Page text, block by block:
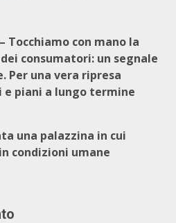
Tocchiamo con mano la
consumatori: un segnale
Per una vera ripresa
piani a lungo termine
una palazzina in cui
condizioni umane